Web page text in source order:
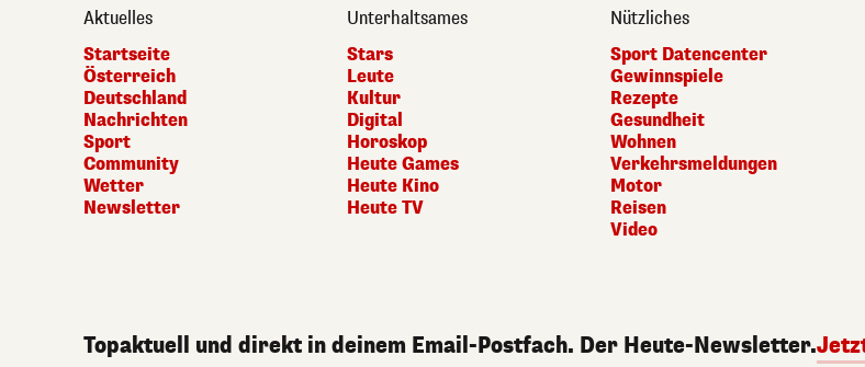
Aktuelles
Startseite
Österreich
Deutschland
Nachrichten
Sport
Community
Wetter
Newsletter
Unterhaltsames
Stars
Leute
Kultur
Digital
Horoskop
Heute Games
Heute Kino
Heute TV
Nützliches
Sport Datencenter
Gewinnspiele
Rezepte
Gesundheit
Wohnen
Verkehrsmeldungen
Motor
Reisen
Video
Topaktuell und direkt in deinem Email-Postfach. Der Heute-Newsletter.